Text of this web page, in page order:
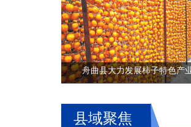
舟曲县大力发展柿子特色产
县域聚焦